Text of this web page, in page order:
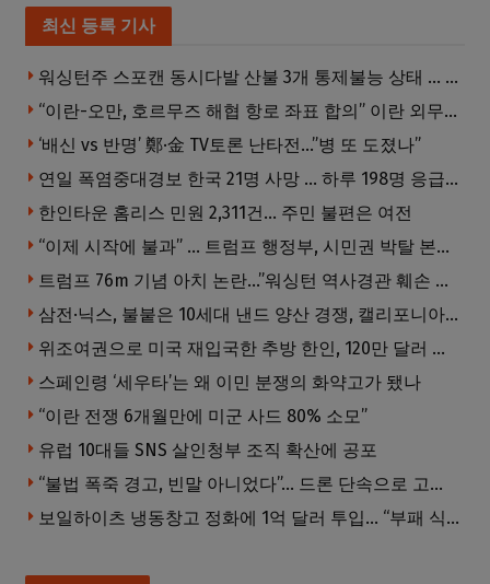
최신 등록 기사
워싱턴주 스포캔 동시다발 산불 3개 통제불능 상태 … 이재민 수십만명
“이란-오만, 호르무즈 해협 항로 좌표 합의” 이란 외무부 발표
‘배신 vs 반명’ 鄭·金 TV토론 난타전…”병 또 도졌나”
연일 폭염중대경보 한국 21명 사망 … 하루 198명 응급실행
한인타운 홈리스 민원 2,311건… 주민 불편은 여전
“이제 시작에 불과” … 트럼프 행정부, 시민권 박탈 본격화
트럼프 76m 기념 아치 논란…”워싱턴 역사경관 훼손 우려”
삼전·닉스, 불붙은 10세대 낸드 양산 경쟁, 캘리포니아서 공개
위조여권으로 미국 재입국한 추방 한인, 120만 달러 은행 사기 행각
스페인령 ‘세우타’는 왜 이민 분쟁의 화약고가 됐나
“이란 전쟁 6개월만에 미군 사드 80% 소모”
유럽 10대들 SNS 살인청부 조직 확산에 공포
“불법 폭죽 경고, 빈말 아니었다”… 드론 단속으로 고액 벌금부과
보일하이츠 냉동창고 정화에 1억 달러 투입… “부패 식품 80% 제거”